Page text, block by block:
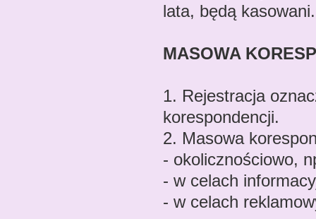
lata, będą kasowani.
MASOWA
1. Rejestracja
korespondencji.
2. Masowa
- okolicznościowo,
- w celach
- w celach